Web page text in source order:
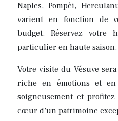
Naples, Pompéi,
varient en fonction de
budget. Réservez votre
particulier en haute saison.
Votre visite du Vésuve
riche en émotions et en
soigneusement et
cœur d’un patrimoine